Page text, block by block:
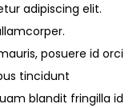
adipiscing elit.
posuere id orci
tincidunt
blandit fringilla id